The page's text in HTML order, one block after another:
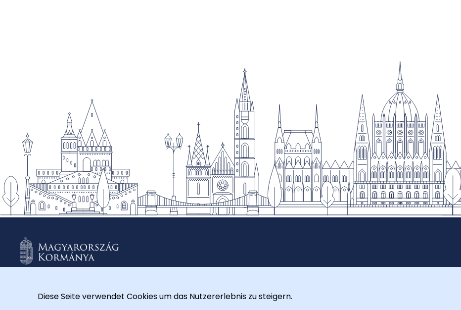
© 2026 Külügyminisztérium
Diese Seite verwendet Cookies um das Nutzererlebnis zu steigern.